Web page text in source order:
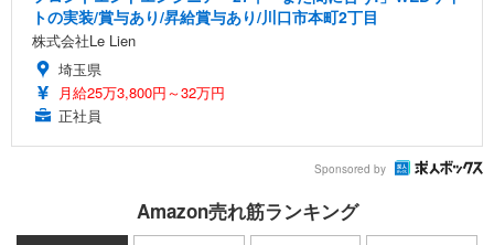
トの実装/賞与あり/昇給賞与あり/川口市本町2丁目
株式会社Le Lien
埼玉県
月給25万3,800円～32万円
正社員
Sponsored by
Amazon売れ筋ランキング